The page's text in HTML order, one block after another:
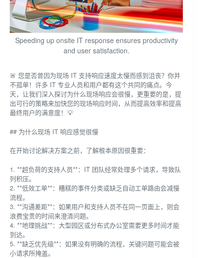
Speeding up onsite IT response ensures productivity
and user satisfaction.
🚨 您是否曾因为现场 IT 支持响应速度太慢而感到沮丧？你并
不孤单！许多 IT 专业人员和用户都有这个共同的痛点。今
天，让我们深入探讨为什么现场响应会很慢，更重要的是，提
出可行的策略来加快您的现场响应时间，从而提高效率和提高
最终用户的满意度！💡
## 为什么现场 IT 响应感觉很慢
在开始讨论解决方案之前，了解根本原因很重要：
1. **超负荷的支持人员**：IT 团队经常处理多个请求，导致队
列积压。
2. **低效工单**：糟糕的事件分类或缺乏自动工单路由会减慢
流程。
3. **沟通差距**：如果用户和支持人员不在同一页面上，则会
浪费宝贵的时间来澄清问题。
4. **地理挑战**：大型园区或分布式办公室需要更多时间才能
到达。
5. **缺乏优先级**：如果没有明确的流程，关键问题可能会被
小请求所掩盖。